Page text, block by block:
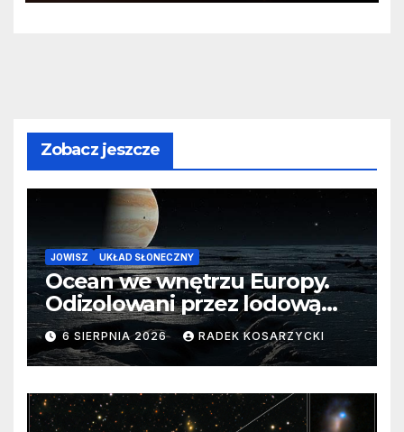
Zobacz jeszcze
JOWISZ UKŁAD SŁONECZNY
Ocean we wnętrzu Europy.
Odizolowani przez lodową
barierę
6 SIERPNIA 2026 RADEK KOSARZYCKI